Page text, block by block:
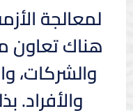
لمعالجة
هناك تعاون
والشركات،
والأفراد.